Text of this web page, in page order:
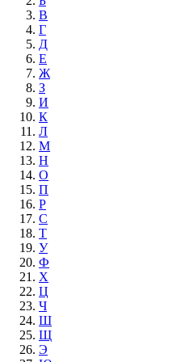
В
Г
Д
Е
Ж
З
И
К
Л
М
Н
О
П
Р
С
Т
У
Ф
Х
Ц
Ч
Ш
Щ
Э